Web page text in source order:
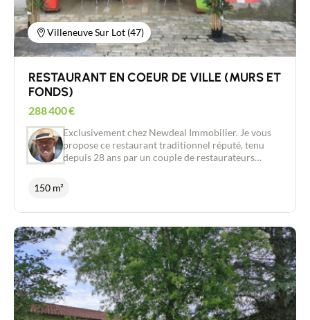
Villeneuve Sur Lot (47)
RESTAURANT EN COEUR DE VILLE (MURS ET
FONDS)
288 400€
Exclusivement chez Newdeal Immobilier. Je vous
propose ce restaurant traditionnel réputé, tenu
depuis 28 ans par un couple de restaurateurs
et entretenus avec soin. L'ensemble est vendu, murs
et fonds, avec toutefois la possibilité d'acquérir les
murs en vente à terme ou en location avec option
d'achat. Idéal pour un démarrage d'activité
immédiat. N'hésitez pas à me contacter pour plus
d'informations. Visites uniquement les jours de
fermeture.
150 m²